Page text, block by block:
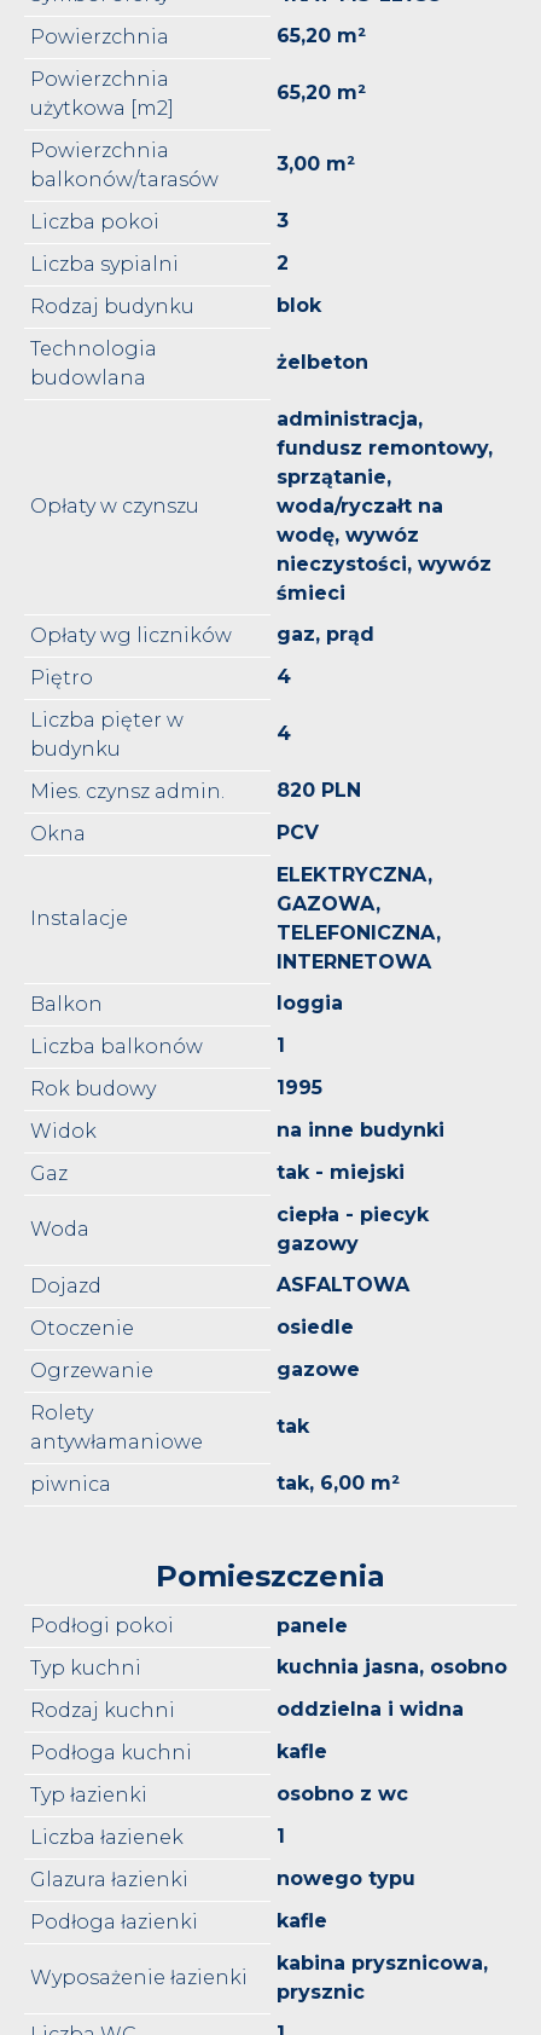
Powierzchnia
65,20 m²
Powierzchnia
użytkowa [m2]
65,20 m²
Powierzchnia
balkonów/tarasów
3,00 m²
Liczba pokoi
3
Liczba sypialni
2
Rodzaj budynku
blok
Technologia
budowlana
żelbeton
Opłaty w czynszu
administracja,
fundusz remontowy,
sprzątanie,
woda/ryczałt na
wodę, wywóz
nieczystości, wywóz
śmieci
Opłaty wg liczników
gaz, prąd
Piętro
4
Liczba pięter w
budynku
4
Mies. czynsz admin.
820 PLN
Okna
PCV
Instalacje
ELEKTRYCZNA,
GAZOWA,
TELEFONICZNA,
INTERNETOWA
Balkon
loggia
Liczba balkonów
1
Rok budowy
1995
Widok
na inne budynki
Gaz
tak - miejski
Woda
ciepła - piecyk
gazowy
Dojazd
ASFALTOWA
Otoczenie
osiedle
Ogrzewanie
gazowe
Rolety
antywłamaniowe
tak
piwnica tak, 6,00 m²
Pomieszczenia
Podłogi pokoi
panele
Typ kuchni
kuchnia jasna, osobno
Rodzaj kuchni
oddzielna i widna
Podłoga kuchni
kafle
Typ łazienki
osobno z wc
Liczba łazienek
1
Glazura łazienki
nowego typu
Podłoga łazienki
kafle
Wyposażenie łazienki
kabina prysznicowa,
prysznic